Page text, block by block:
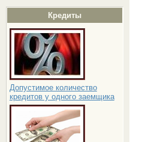
Кредиты
Допустимое количество
кредитов у одного заемщика